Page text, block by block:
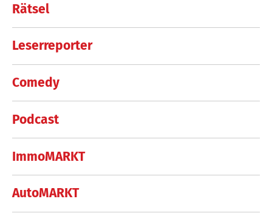
Rätsel
Leserreporter
Comedy
Podcast
ImmoMARKT
AutoMARKT